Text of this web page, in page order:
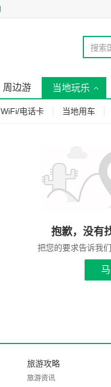
搜索
周边游 当地玩乐
WiFi/电话卡 当地用车
抱歉，没有
把您的要求告诉我
旅游攻略
旅游资讯